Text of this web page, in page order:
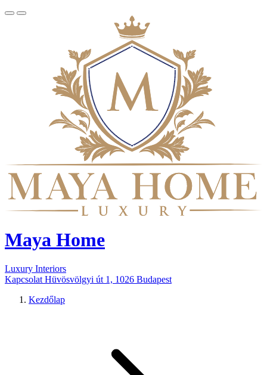
Maya Home
Luxury Interiors
Kapcsolat Hüvösvölgyi út 1, 1026 Budapest
Kezdőlap